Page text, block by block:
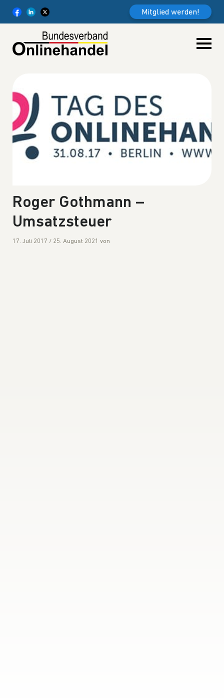
Mitglied werden!
Roger Gothmann –
Umsatzsteuer
17. Juli 2017 / 25. August 2021 von